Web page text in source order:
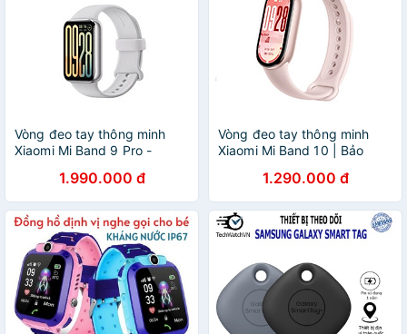
Vòng đeo tay thông minh
Xiaomi Mi Band 9 Pro -
1.990.000 đ
Vòng đeo tay thông minh
Xiaomi Mi Band 10 | Bảo
GiaPhucStore | Hàng Chính
Hãng
1.290.000 đ